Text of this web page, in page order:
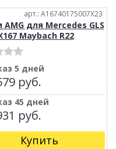
арт.: A16740175007X23
для Mercedes GLS
Maybach R22
5 дней
руб.
45 дней
руб.
Купить